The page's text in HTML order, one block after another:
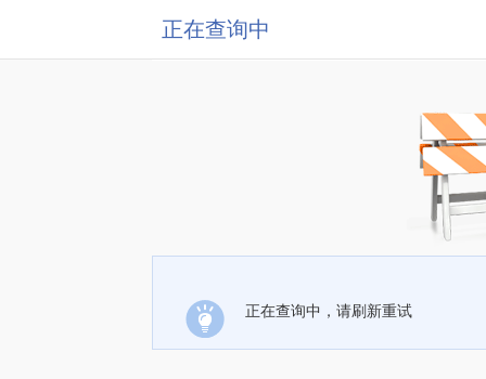
正在查询中
正在查询中，请刷新重试